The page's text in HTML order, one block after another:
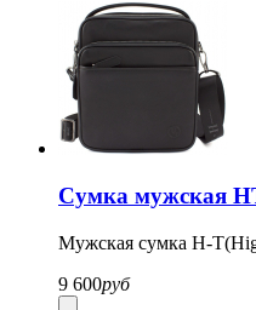
Сумка мужская
Мужская сумка H-
9 600руб